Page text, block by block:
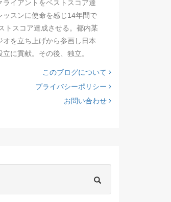
ライアントをベストスコア達
ッスンに使命を感じ14年間で
トスコア達成させる。都内某
オを立ち上げから参画し日本
に貢献。その後、独立。
このブログについて
プライバシーポリシー
お問い合わせ